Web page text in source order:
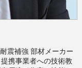
震補強 部材メーカー
携事業者への技術教